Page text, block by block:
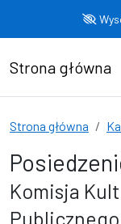
Strona główna
Strona główna
Komisja
Publicznego